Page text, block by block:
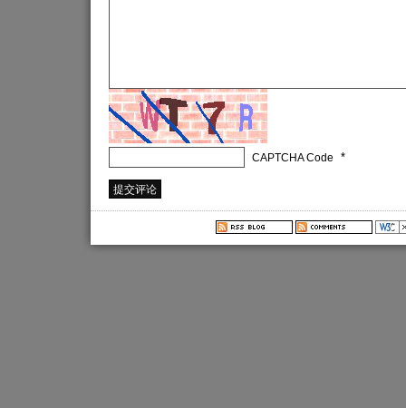
CAPTCHA Code *